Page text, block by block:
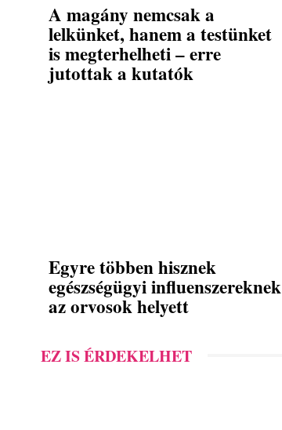
A magány nemcsak a
lelkünket, hanem a testünket
is megterhelheti – erre
jutottak a kutatók
Egyre többen hisznek
egészségügyi influenszereknek
az orvosok helyett
EZ IS ÉRDEKELHET